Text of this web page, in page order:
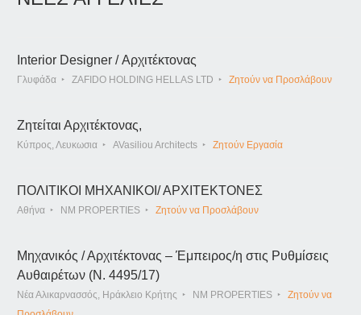
Interior Designer / Αρχιτέκτονας
Γλυφάδα ZAFIDO HOLDING HELLAS LTD Ζητούν να Προσλάβουν
Ζητείται Αρχιτέκτονας,
Κύπρος, Λευκωσια AVasiliou Architects Ζητούν Εργασία
ΠΟΛΙΤΙΚΟΙ ΜΗΧΑΝΙΚΟΙ/ ΑΡΧΙΤΕΚΤΟΝΕΣ
Αθήνα NM PROPERTIES Ζητούν να Προσλάβουν
Μηχανικός / Αρχιτέκτονας – Έμπειρος/η στις Ρυθμίσεις
Αυθαιρέτων (Ν. 4495/17)
Νέα Αλικαρνασσός, Ηράκλειο Κρήτης NM PROPERTIES
Ζητούν να